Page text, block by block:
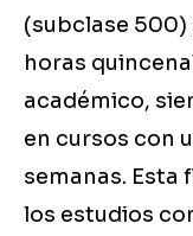
(subclase
horas
académico,
en cursos con
semanas.
los estudios